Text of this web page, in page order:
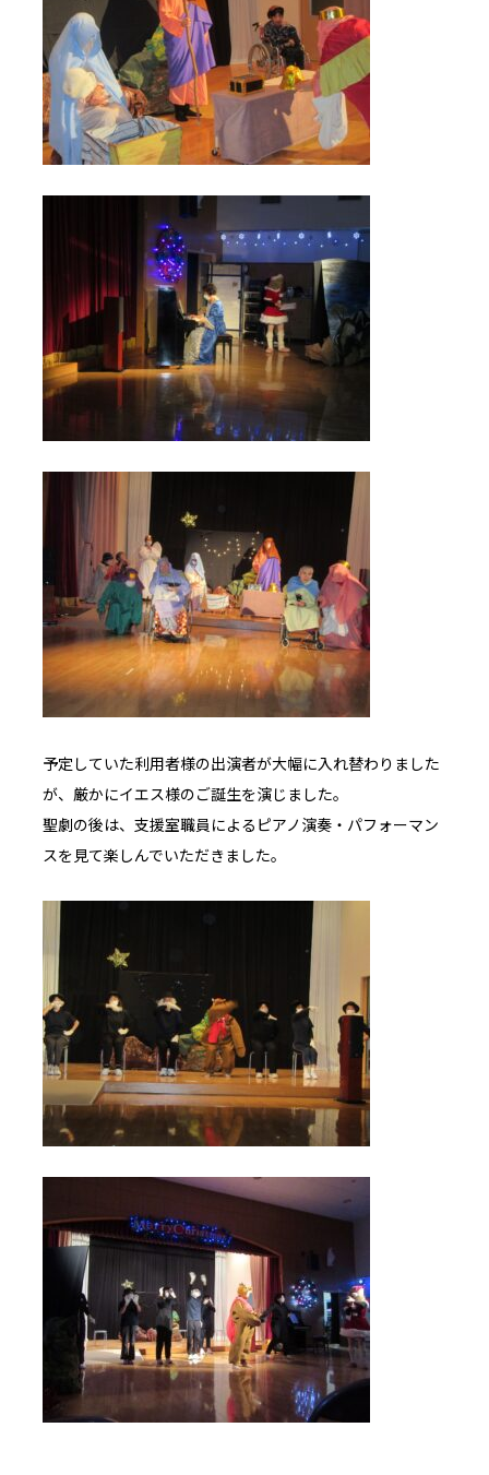
予定していた利用者様の出演者が大幅に入れ替わりました
が、厳かにイエス様のご誕生を演じました。
聖劇の後は、支援室職員によるピアノ演奏・パフォーマン
スを見て楽しんでいただきました。